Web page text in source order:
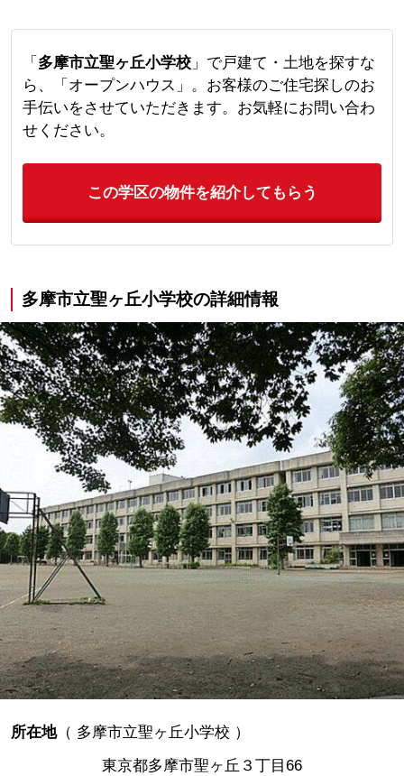
「 多摩市立聖ヶ丘小学校」で戸建て・土地を探すな
ら、「オープンハウス」。お客様のご住宅探しのお
手伝いをさせていただきます。お気軽にお問い合わ
せください。
この学区の物件を紹介してもらう
多摩市立聖ヶ丘小学校の詳細情報
所在地（ 多摩市立聖ヶ丘小学校 ）
東京都多摩市聖ヶ丘３丁目66